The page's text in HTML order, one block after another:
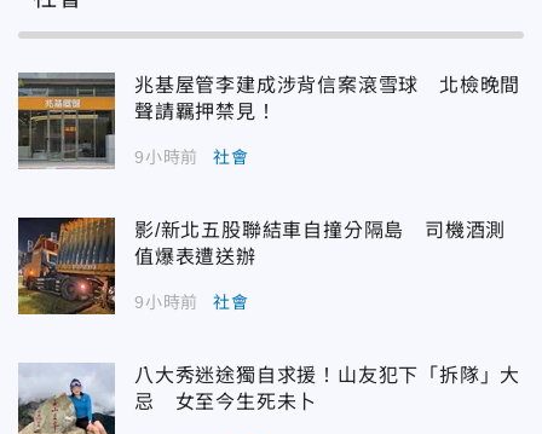
兆基屋管李建成涉背信案滾雪球 北檢晚間
聲請羈押禁見！
9小時前 社會
影/新北五股聯結車自撞分隔島 司機酒測
值爆表遭送辦
9小時前 社會
八大秀迷途獨自求援！山友犯下「拆隊」大
忌 女至今生死未卜